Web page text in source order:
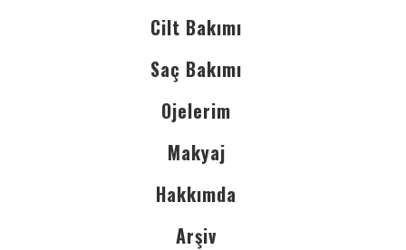
Cilt Bakımı
Saç Bakımı
Ojelerim
Makyaj
Hakkımda
Arşiv